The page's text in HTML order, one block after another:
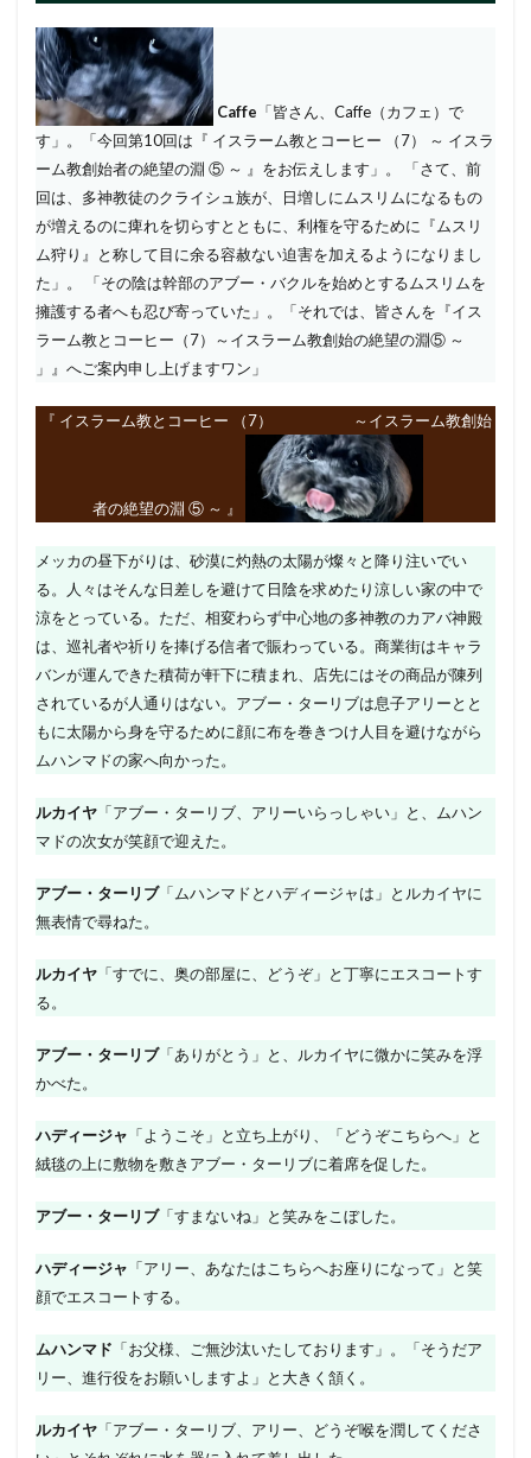
Caffe 「皆さん、Caffe（カフェ）で
す」。「今回第10回は『 イスラーム教とコーヒー （7） ～ イスラ
ーム教創始者の絶望の淵 ⑤ ～ 』をお伝えします」。 「さて、前
回は、多神教徒のクライシュ族が、日増しにムスリムになるもの
が増えるのに痺れを切らすとともに、利権を守るために『ムスリ
ム狩り』と称して目に余る容赦ない迫害を加えるようになりまし
た」。 「その陰は幹部のアブー・バクルを始めとするムスリムを
擁護する者へも忍び寄っていた」。「それでは、皆さんを『イス
ラーム教とコーヒー（7）～イスラーム教創始の絶望の淵⑤ ～
」』へご案内申し上げますワン」
『 イスラーム教とコーヒー （7） ～イスラーム教創始
者の絶望の淵 ⑤ ～ 』
メッカの昼下がりは、砂漠に灼熱の太陽が燦々と降り注いでい
る。人々はそんな日差しを避けて日陰を求めたり涼しい家の中で
涼をとっている。ただ、相変わらず中心地の多神教のカアバ神殿
は、巡礼者や祈りを捧げる信者で賑わっている。商業街はキャラ
バンが運んできた積荷が軒下に積まれ、店先にはその商品が陳列
されているが人通りはない。アブー・ターリブは息子アリーとと
もに太陽から身を守るために顔に布を巻きつけ人目を避けながら
ムハンマドの家へ向かった。
ルカイヤ 「アブー・ターリブ、アリーいらっしゃい」と、ムハン
マドの次女が笑顔で迎えた。
アブー・ターリブ「ムハンマドとハディージャは」とルカイヤに
無表情で尋ねた。
ルカイヤ 「すでに、奥の部屋に、どうぞ」と丁寧にエスコートす
る。
アブー・ターリブ「ありがとう」と、ルカイヤに微かに笑みを浮
かべた。
ハディージャ 「ようこそ」と立ち上がり、「どうぞこちらへ」と
絨毯の上に敷物を敷きアブー・ターリブに着席を促した。
アブー・ターリブ「すまないね」と笑みをこぼした。
ハディージャ 「アリー、あなたはこちらへお座りになって」と笑
顔でエスコートする。
ムハンマド 「お父様、ご無沙汰いたしております」。「そうだア
リー、進行役をお願いしますよ」と大きく頷く。
ルカイヤ 「アブー・ターリブ、アリー、どうぞ喉を潤してくださ